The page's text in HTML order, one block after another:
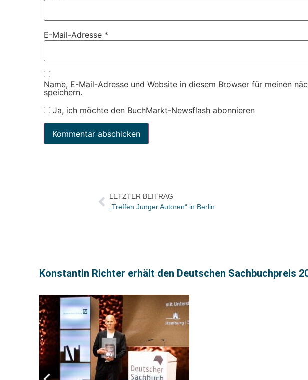
E-Mail-Adresse *
Name, E-Mail-Adresse und Website in diesem Browser für meinen
speichern.
Ja, ich möchte den BuchMarkt-Newsflash abonnieren
LETZTER BEITRAG
„Treffen Junger Autoren“ in Berlin
Konstantin Richter erhält den Deutschen Sachbuchpreis